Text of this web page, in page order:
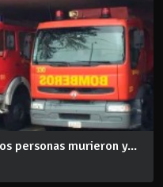
personas murieron y...